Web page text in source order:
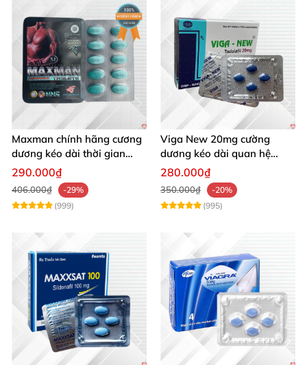
Maxman chính hãng cương
dương kéo dài thời gian
chống xuất tinh sớm hộp 10
290.000₫
406.000₫
-29%
(999)
Viga New 20mg cường
dương kéo dài quan hệ
chống xuất tinh sớm hộp 4
280.000₫
350.000₫
-20%
(995)